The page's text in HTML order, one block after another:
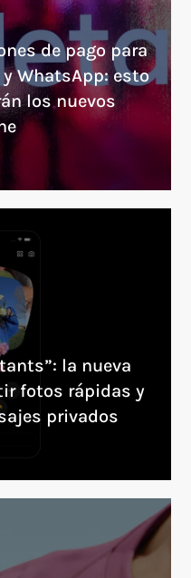
de pago para
WhatsApp: esto
los nuevos
la nueva
fotos rápidas y
privados